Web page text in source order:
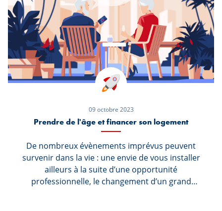
étatiques et privées mises en place pour rendre
votre financement plus intéressant. Dans cet
article, découvrez tous les avantages pour
démarrer un projet de rénovation énergétique
cette année.
09 octobre 2023
Prendre de l'âge et financer son logement
De nombreux évènements imprévus peuvent
survenir dans la vie : une envie de vous installer
ailleurs à la suite d’une opportunité
professionnelle, le changement d’un grand